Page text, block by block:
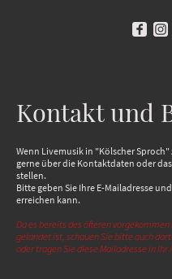
Kontakt und
Wenn Livemusik in "Kölscher
gerne über die Kontaktdaten oder
stellen.
Bitte geben Sie Ihre E-Mailadresse
erreichen kann.
Da es bereits des öfteren
gelandet ist, schauen Sie bitte auch
oder tragen Sie diese Mailadresse in Ihr